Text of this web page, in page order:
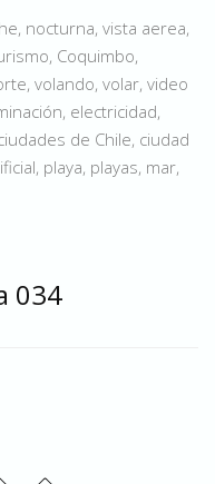
nocturna, vista aerea,
Coquimbo,
volando, volar, video
electricidad,
de Chile, ciudad
playa, playas, mar,
034